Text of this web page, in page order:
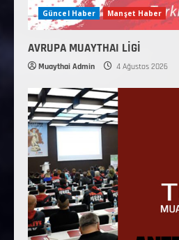
Güncel Haber Manşet Haber
AVRUPA MUAYTHAI LİGİ
Muaythai Admin 4 Ağustos 2026